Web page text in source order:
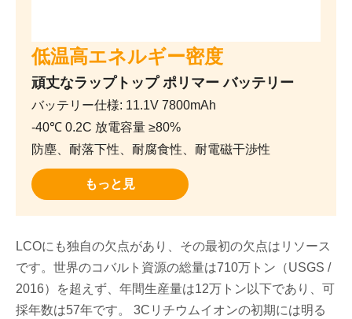
低温高エネルギー密度
頑丈なラップトップ ポリマー バッテリー
バッテリー仕様: 11.1V 7800mAh
-40℃ 0.2C 放電容量 ≥80%
防塵、耐落下性、耐腐食性、耐電磁干渉性
もっと見
LCOにも独自の欠点があり、その最初の欠点はリソース
です。世界のコバルト資源の総量は710万トン（USGS /
2016）を超えず、年間生産量は12万トン以下であり、可
採年数は57年です。 3Cリチウムイオンの初期には明る